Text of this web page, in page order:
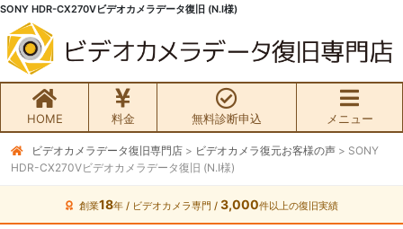
SONY HDR-CX270Vビデオカメラデータ復旧 (N.I様)
HOME 料金 無料診断申込 メニュー
無料初期診断お申込み
ビデオカメラ データ復旧HOME
ビデオカメラデータ復旧専門店 > ビデオカメラ復元お客様の声 > SONY
HDR-CX270Vビデオカメラデータ復旧 (N.I様)
創業18年 / ビデオカメラ専門 / 3,000件以上の復旧実績